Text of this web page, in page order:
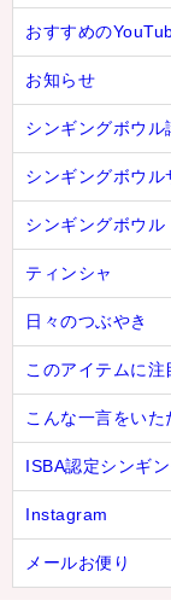
おすすめの
お知らせ
シンギングボウル
シンギングボウル
シンギングボウル
ティンシャ
日々のつぶやき
このアイテムに注
こんな一言をいた
ISBA認定シンギ
Instagram
メールお便り